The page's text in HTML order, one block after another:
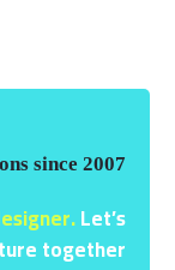
since 2007
Let’s
together!